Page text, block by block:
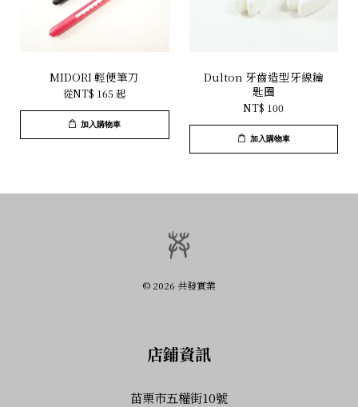
MIDORI 輕便筆刀
從NT$ 165起
加入購物車
Dulton 牙齒造型牙線鑰
匙圈
NT$ 100
加入購物車
© 2026 共發實業
店鋪資訊
苗栗市五權街10號